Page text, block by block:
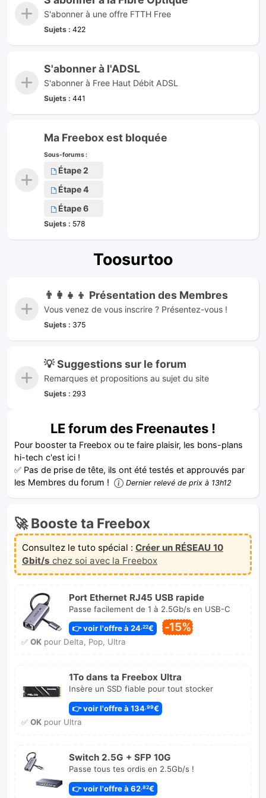
S'abonner à une offre FTTH Free
Sujets : 422
S'abonner à l'ADSL
S'abonner à Free Haut Débit ADSL
Sujets : 441
Ma Freebox est bloquée
Sous-forums :
Étape 2
Étape 4
Étape 6
Sujets : 578
Toosurtoo
👨‍👩‍👧‍👦 Présentation des Membres
Vous venez de vous inscrire ? Présentez-vous !
Sujets : 375
💡 Suggestions sur le forum
Remarques et propositions au sujet du site
Sujets : 293
LE forum des Freenautes !
Pour booster ta Freebox ou te faire plaisir, les bons-plans
hi-tech c'est ici !
✅ Pas de prise de tête, ils ont été testés et approuvés par
les Membres du forum !
Dernier relevé de prix à 13h12
🚀 Booste ta Freebox
Consultez le tuto spécial : Créer un RÉSEAU 10
Gbit/s chez soi avec la Freebox
Port Ethernet RJ45 USB rapide
Passe facilement de 1 à 2.5Gb/s en USB-C
👉 voir l'offre à 24,22€ -15%
✅ OKpour Delta, Pop, Ultra
1To dans ta Freebox Ultra
Insère un SSD fiable pour tout stocker
👉 voir l'offre à 134 ,99€
✅ OKpour Ultra
Switch 2.5G + SFP 10G
Passe tous tes ordis en 2.5Gb/s !
👉 voir l'offre à 62,82€